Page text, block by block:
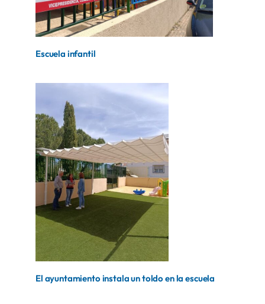
Escuela infantil
El ayuntamiento instala un toldo en la escuela